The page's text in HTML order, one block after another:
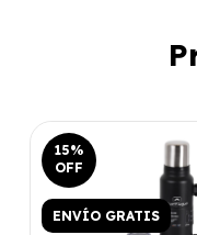
15%
OFF
ENVÍO GRATIS